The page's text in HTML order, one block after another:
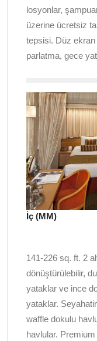
losyonlar,
üzerine ücretsiz
tepsisi. Düz ekran
parlatma, gece
İç (MM)
141-226 sq. ft. 2
dönüştürülebilir,
yataklar ve ince
yataklar.
waffle dokulu
havlular.